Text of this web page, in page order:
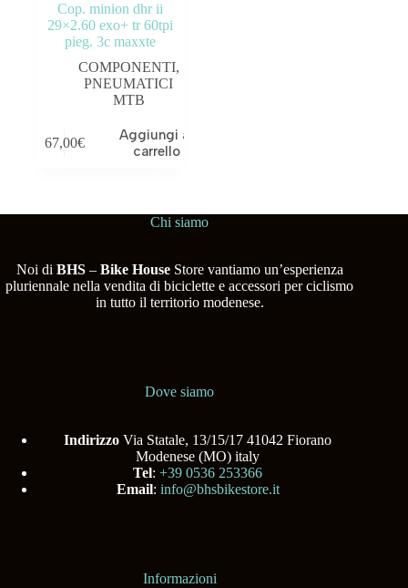
OUTLET
Tag prodotto
Cop. minion dhr ii
29×2.60 exo+ tr 60tpi
pieg. 3c maxxte
COMPONENTI,
PNEUMATICI
MTB
67,00€
Aggiungi al
carrello
Chi siamo
Noi di BHS– Bike HouseStore vantiamo un’esperienza
pluriennale nella vendita di biciclette e accessori per ciclismo
in tutto il territorio modenese.
Dove siamo
Indirizzo Via Statale, 13/15/17 41042 Fiorano
Modenese (MO) italy
Tel:+39 0536 253366
Email: info@bhsbikestore.it
Informazioni